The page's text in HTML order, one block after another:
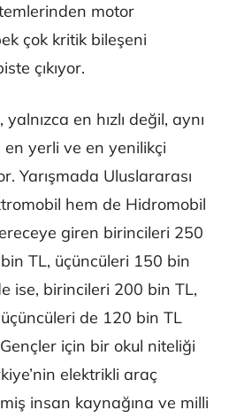
motor
çok kritik bileşeni
çıkıyor.
en hızlı değil, aynı
yerli ve en yenilikçi
Yarışmada Uluslararası
hem de Hidromobil
giren birincileri 250
TL, üçüncüleri 150 bin
ise, birincileri 200 bin TL,
de 120 bin TL
için bir okul niteliği
elektrikli araç
insan kaynağına ve milli